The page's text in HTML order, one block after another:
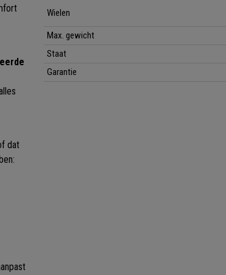
dat
Wielen
Max. gewicht
Staat
Garantie